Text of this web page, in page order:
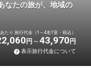
なたの旅が、地域の
たり 旅行代金（1～4名1室・税込）
円 43,970 円
表示旅行代金について